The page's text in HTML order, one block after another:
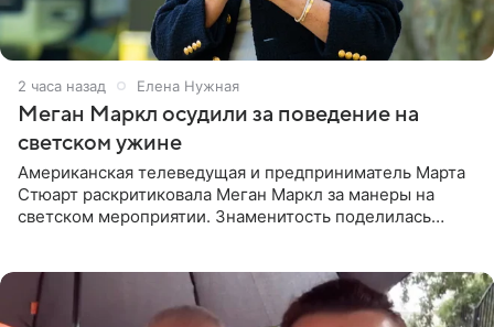
2 часа назад Елена Нужная
Меган Маркл осудили за поведение на
светском ужине
Американская телеведущая и предприниматель Марта
Стюарт раскритиковала Меган Маркл за манеры на
светском мероприятии. Знаменитость поделилась